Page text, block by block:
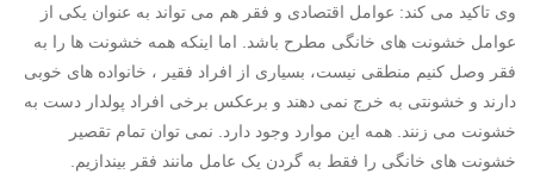
وی تاکید می کند: عوامل اقتصادی و فقر هم می تواند به عنوان یکی از
عوامل خشونت های خانگی مطرح باشد. اما اینکه همه خشونت ها را به
فقر وصل کنیم منطقی نیست، بسیاری از افراد فقیر ، خانواده های خوبی
دارند و خشونتی به خرج نمی دهند و برعکس برخی افراد پولدار دست به
خشونت می زنند. همه این موارد وجود دارد. نمی توان تمام تقصیر
خشونت های خانگی را فقط به گردن یک عامل مانند فقر بیندازیم.